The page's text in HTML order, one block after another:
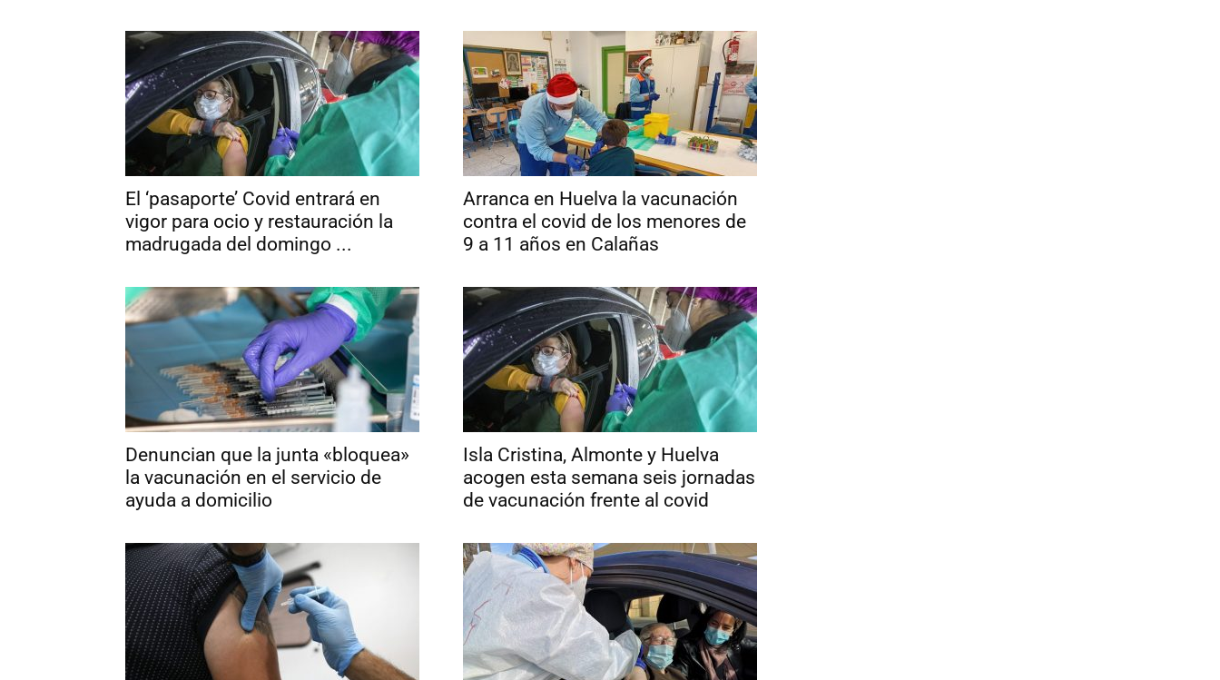
El ‘pasaporte’ Covid entrará en
vigor para ocio y restauración la
madrugada del domingo ...
Arranca en Huelva la vacunación
contra el covid de los menores de
9 a 11 años en Calañas
Denuncian que la junta «bloquea»
la vacunación en el servicio de
ayuda a domicilio
Isla Cristina, Almonte y Huelva
acogen esta semana seis jornadas
de vacunación frente al covid